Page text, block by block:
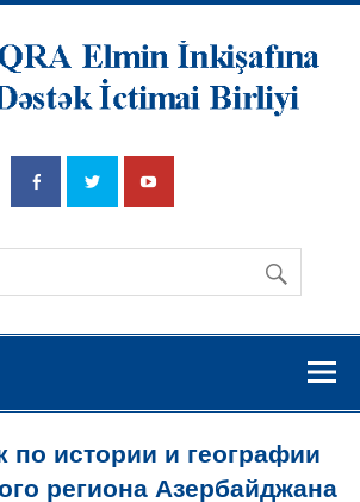
İnkişafına
Dətsək İctimai
Birliyi
по истории и географии
региона Азербайджана